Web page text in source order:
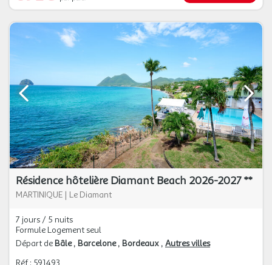
Résidence hôtelière Diamant Beach 2026-2027 **
MARTINIQUE | Le Diamant
7 jours / 5 nuits
Formule Logement seul
Départ de Bâle Barcelone Bordeaux Autres villes
Réf : 591493